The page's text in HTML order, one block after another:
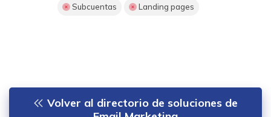
Subcuentas Landing pages
Volver al directorio de soluciones de